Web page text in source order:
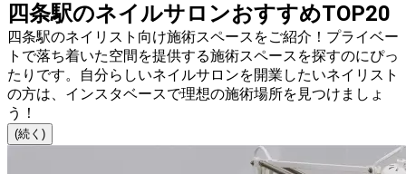
四条駅のネイルサロンおすすめTOP20
四条駅のネイリスト向け施術スペースをご紹介！プライベー
トで落ち着いた空間を提供する施術スペースを探すのにぴっ
たりです。自分らしいネイルサロンを開業したいネイリスト
の方は、インスタベースで理想の施術場所を見つけましょ
う！
(続く)